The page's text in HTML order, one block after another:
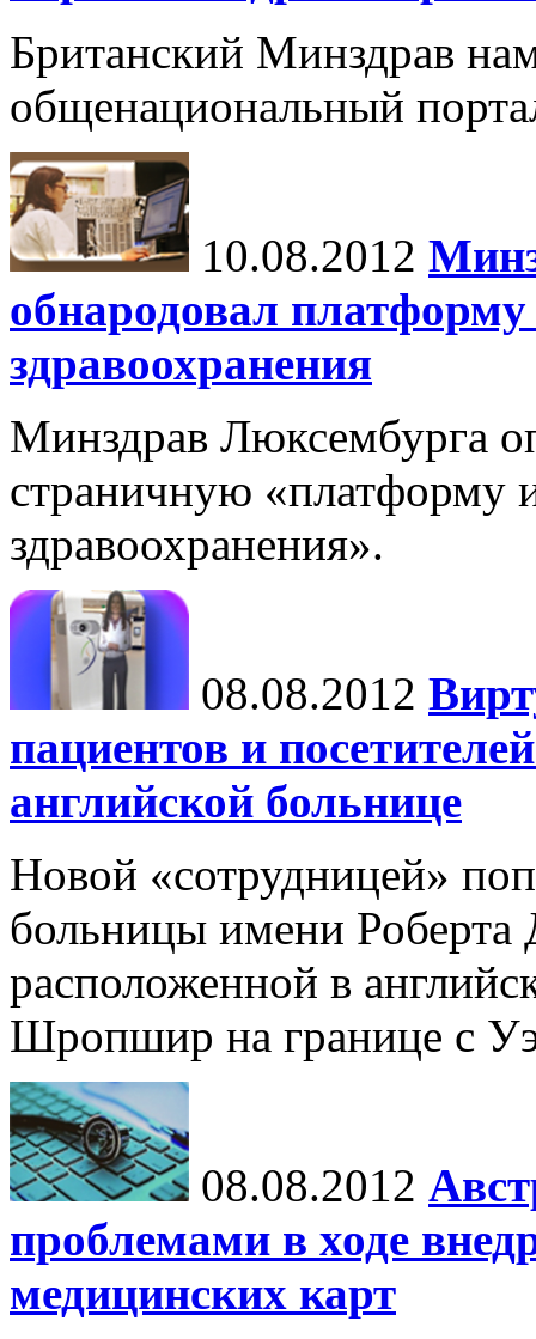
Британский Минздрав
общенациональный
10.08.2012
обнародовал
здравоохранения
Минздрав Люксембурга
страничную «платформу
здравоохранения».
08.08.2012
пациентов и
английской больнице
Новой «сотрудницей»
больницы имени
расположенной в
Шропшир на границе с
08.08.2012
проблемами в ходе
медицинских карт